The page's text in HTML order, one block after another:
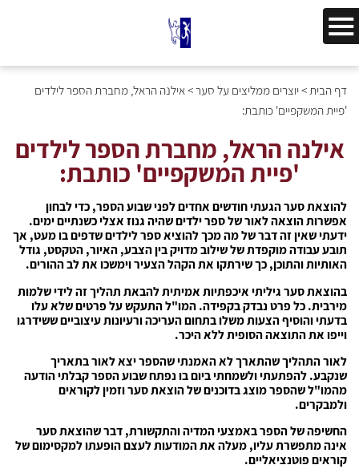
דף הבית>יוצרים ממליצים על סער>אילנה הראל, מחברת הספר לילדים
'פיית המשקפיים' כותבת:
אילנה הראל, מחברת הספר לילדים
'פיית המשקפיים' כותבת:
להוצאת סער הגעתי חודשים אחדים לפני שבוע הספר, כדי לבחון
אפשרות הוצאה לאור של ספר ילדים שהיה גנוז אצלי כשנתיים ימים.
ידעתי שאין זה דבר של מה מכך להוציא ספר לילדים שדפים בו מעט, אך
תובע עבודה מוקפדת של שילוב מדויק בין הצבע, האיור, הטקסט, גודל
האותיות והתוכן, כך שירתקו את הקהל הצעיר וימשכו את לב ההורים.
בהוצאת סער גיליתי איכפתיות אמיתית להבאת תהליך זה לידי שלמות
מירבית. כל פרט נבדק בקפידה. המו"ל התעקש על פרטים שלא עלו
בדעתי והוסיף הצעות משלו בתחום העריכה ורעיונות עיצוביים ששידרגו
וייפו את התוצאה הסופית ללא היכר.
לאור התהליך שהתארך לא האמנתי שהספר יצא לאור בתאריך
שנקבע. להפתעתי ולשמחתי ביום בו נפתח שבוע הספר קבלתי הודעה
מהמו"ל שהספר מוצג בדוכנים של הוצאת סער וזמין לקוראים
ולמבקרים.
החשיפה של הספר באמצעי המדיה והתקשורת, דבר שהוצאת סער
אינה מתפשרת עליו, מעלה את המודעות לעצם הופעתו למקסימום של
קוראים פוטנציאליים.